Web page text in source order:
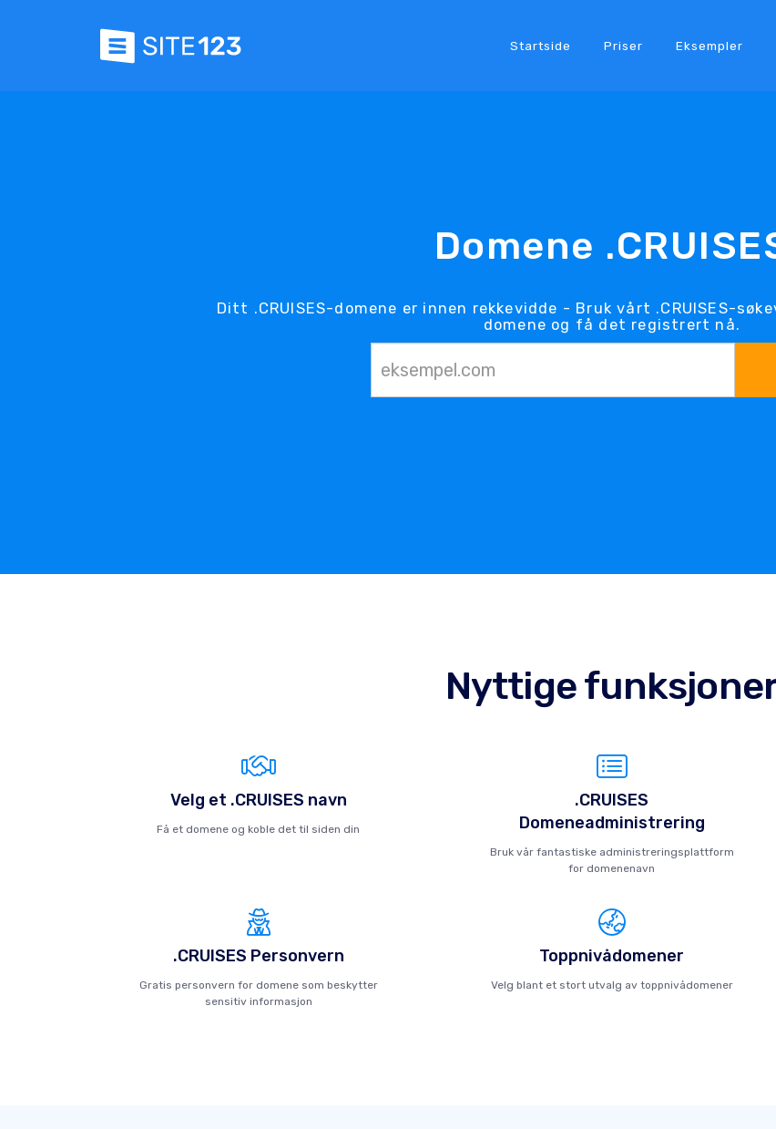
Startside Priser Eksempler
Domene
Ditt .CRUISES-domene er innen rekkevidde - Bruk vårt .CRUISES-
domene og få det registrert nå.
Nyttige
Velg et .CRUISES navn
Få et domene og koble det til siden din
.CRUISES
Domeneadministrering
Bruk vår fantastiske administreringsplattform
for domenenavn
.CRUISES Personvern
Gratis personvern for domene som beskytter
sensitiv informasjon
Toppnivådomener
Velg blant et stort utvalg av toppnivådomener